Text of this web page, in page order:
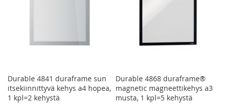
Durable 4841 duraframe sun
itsekiinnittyvä kehys a4 hopea,
1 kpl=2 kehystä
Durable 4868 duraframe®
magnetic magneettikehys a3
musta, 1 kpl=5 kehystä